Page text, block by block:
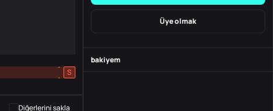
S
-
-
Diğerlerini sakla
Üye olmak
bakiyem